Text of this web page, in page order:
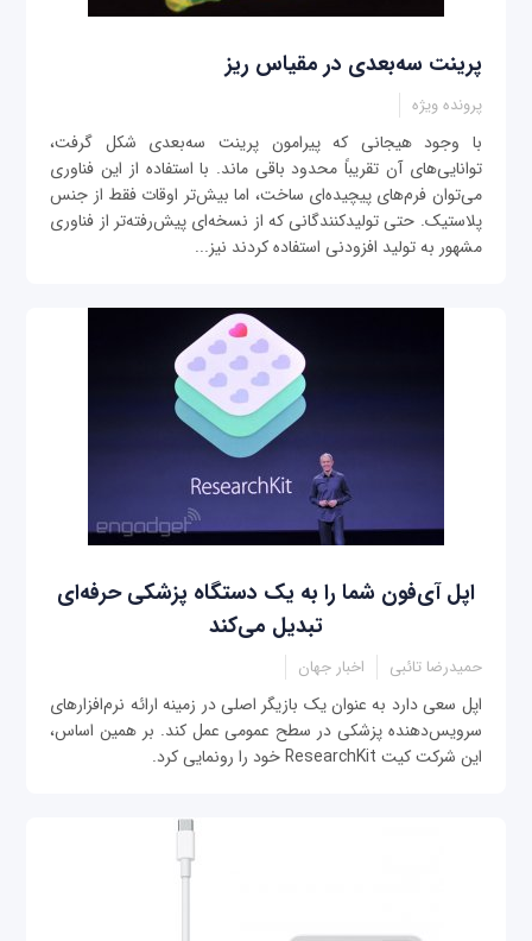
پرینت سه‌بعدی در مقیاس ریز
پرونده ویژه
با وجود هیجانی که پیرامون پرینت سه‌بعدی شکل گرفت،
توانایی‌های آن تقریباً محدود باقی ماند. با استفاده از این فناوری
می‌توان فرم‌های پیچیده‌ای ساخت، اما بیش‌تر اوقات فقط از جنس
پلاستیک. حتی تولیدکنندگانی که از نسخه‌ای پیش‌رفته‌تر از فناوری
مشهور به تولید افزودنی استفاده کردند نیز...
اپل آی‌فون شما را به یک دستگاه پزشکی حرفه‌ای
تبدیل می‌کند
حمیدرضا تائبی اخبار جهان
اپل سعی دارد به عنوان یک بازیگر اصلی در زمینه ارائه نرم‌افزارهای
سرویس‌دهنده پزشکی در سطح عمومی عمل کند. بر همین اساس،
این شرکت کیت ResearchKit خود را رونمایی کرد.